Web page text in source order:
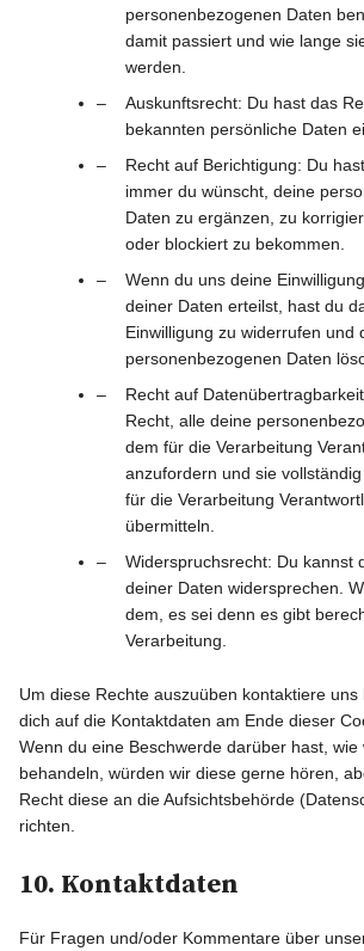
personenbezogenen Daten
damit passiert und wie lange
werden.
Auskunftsrecht: Du hast das
bekannten persönliche Daten
Recht auf Berichtigung: Du
immer du wünscht, deine
Daten zu ergänzen, zu
oder blockiert zu bekommen.
Wenn du uns deine
deiner Daten erteilst, hast du
Einwilligung zu widerrufen und
personenbezogenen Daten
Recht auf
Recht, alle deine
dem für die Verarbeitung
anzufordern und sie
für die Verarbeitung
übermitteln.
Widerspruchsrecht: Du kannst
deiner Daten widersprechen.
dem, es sei denn es gibt
Verarbeitung.
Um diese Rechte auszuüben kontaktiere
dich auf die Kontaktdaten am Ende dieser
Wenn du eine Beschwerde darüber hast, wie
behandeln, würden wir diese gerne hören,
Recht diese an die Aufsichtsbehörde
richten.
10. Kontaktdaten
Für Fragen und/oder Kommentare über